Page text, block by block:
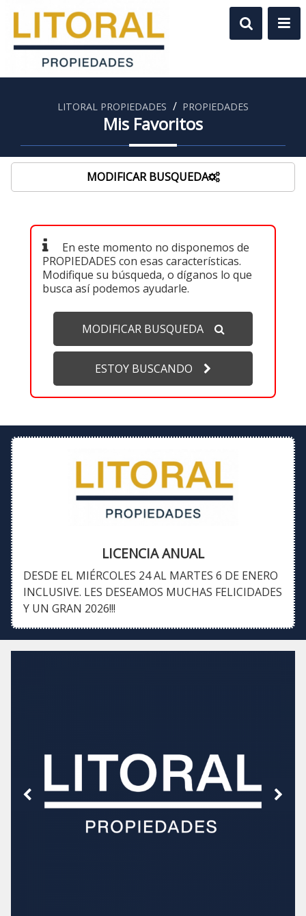
LITORAL PROPIEDADES / PROPIEDADES
Mis Favoritos
MODIFICAR BUSQUEDA
En este momento no disponemos de
PROPIEDADES con esas características.
Modifique su búsqueda, o díganos lo que
busca así podemos ayudarle.
MODIFICAR BUSQUEDA
ESTOY BUSCANDO
LICENCIA ANUAL
DESDE EL MIÉRCOLES 24 AL MARTES 6 DE ENERO
INCLUSIVE. LES DESEAMOS MUCHAS FELICIDADES
Y UN GRAN 2026!!!